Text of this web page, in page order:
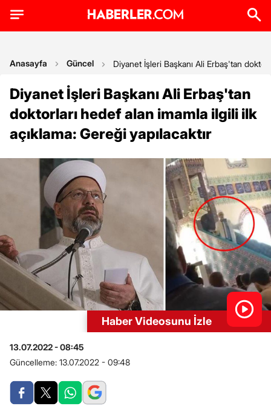
Anasayfa Güncel Diyanet İşleri Başkanı Ali Erbaş'tan
Diyanet İşleri Başkanı Ali Erbaş'tan
doktorları hedef alan imamla ilgili ilk
açıklama: Gereği yapılacaktır
Haber Videosunu İzle
13.07.2022 - 08:45
Güncelleme: 13.07.2022 - 09:48